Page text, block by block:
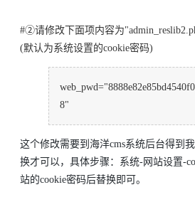
#②请修改下面项内容为
(默认为系统设置的cookie密码)
8"
这个修改需要到海洋cms系统后台得到
换才可以，具体步骤：系统-网站设置-
站的cookie密码后替换即可。